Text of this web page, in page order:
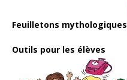
Feuilletons mythologiques
Outils pour les élèves